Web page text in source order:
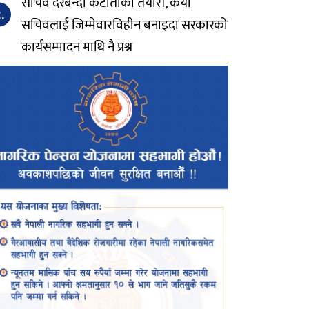
सचिवलाई जिम्मेवारविहीन बनाइदा सरकारको
कार्यसम्पादन माथि नै प्रश्न